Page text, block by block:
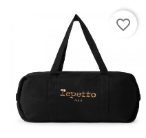
favorite_border